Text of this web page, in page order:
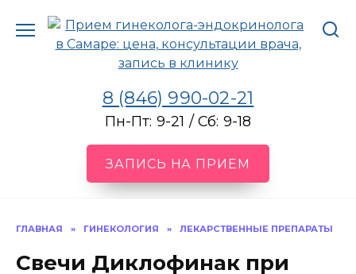
содержанию
8 (846) 990-02-21
Пн-Пт: 9-21 / Сб: 9-18
ЗАПИСЬ НА ПРИЕМ
ГЛАВНАЯ » ГИНЕКОЛОГИЯ » ЛЕКАРСТВЕННЫЕ ПРЕПАРАТЫ
Свечи Диклофинак при